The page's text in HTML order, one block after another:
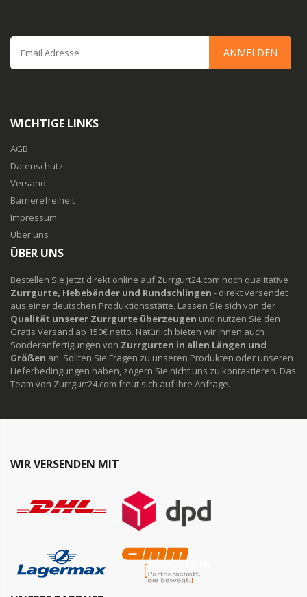
ANMELDEN
WICHTIGE LINKS
AGB
Datenschutz
Versand
Barrierefreiheit
Impressum
Über uns
ÜBER UNS
Bestellen Sie jetzt direkt online auf Zurrgurt24.com hoch qualitative
Zurrgurte, Hebebänder und Rundschlingen - direkt versendet
aus einer deutschen Produktionsstätte. Lassen Sie sich von der
Qualität unserer Zurrgurte überzeugen und nutzen Sie den
Gratis Versand ab 150€ netto. Natürlich bieten wir Ihnen auch
Sonderanfertigungen von Zurrgurten in allen Längen und
Größen an. Sollten Sie Fragen zu unseren Produkten oder unseren
Lieferbedingungen haben, zögern Sie nicht uns zu kontaktieren. Das
Team von Zurrgurt24.com freut sich auf Ihre Anfrage.
WIR VERSENDEN MIT